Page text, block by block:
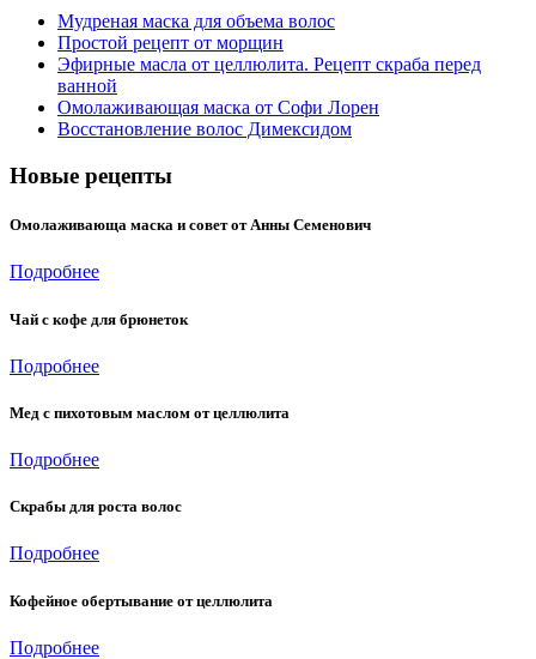
Мудреная маска для объема волос
Простой рецепт от морщин
Эфирные масла от целлюлита. Рецепт скраба перед
ванной
Омолаживающая маска от Софи Лорен
Восстановление волос Димексидом
Новые рецепты
Омолаживающа маска и совет от Анны Семенович
Подробнее
Чай с кофе для брюнеток
Подробнее
Мед с пихотовым маслом от целлюлита
Подробнее
Скрабы для роста волос
Подробнее
Кофейное обертывание от целлюлита
Подробнее